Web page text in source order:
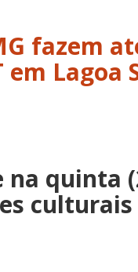
fazem
em Lagoa
quinta
culturais